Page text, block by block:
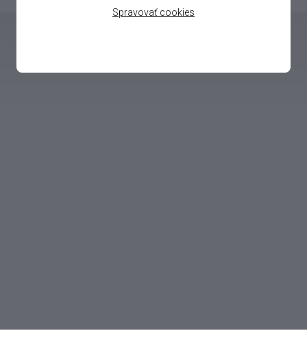
Spravovať cookies